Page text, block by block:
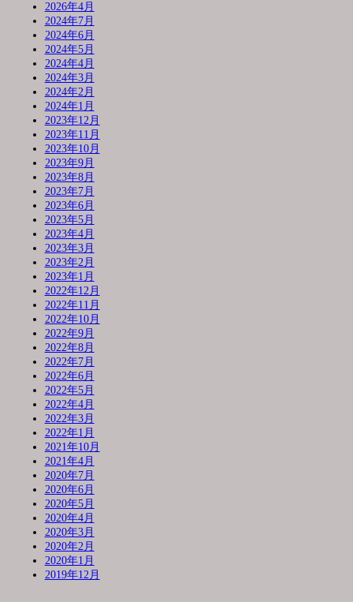
2026年4月
2024年7月
2024年6月
2024年5月
2024年4月
2024年3月
2024年2月
2024年1月
2023年12月
2023年11月
2023年10月
2023年9月
2023年8月
2023年7月
2023年6月
2023年5月
2023年4月
2023年3月
2023年2月
2023年1月
2022年12月
2022年11月
2022年10月
2022年9月
2022年8月
2022年7月
2022年6月
2022年5月
2022年4月
2022年3月
2022年1月
2021年10月
2021年4月
2020年7月
2020年6月
2020年5月
2020年4月
2020年3月
2020年2月
2020年1月
2019年12月